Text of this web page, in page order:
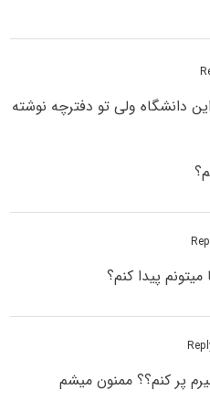
دانشگاه ولی تو دفترچه نوشته
پیدا کنم؟
پر کنم؟؟ ممنون میشم